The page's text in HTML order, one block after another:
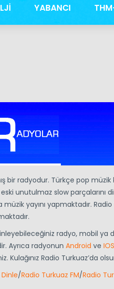
YABANCI
bir radyodur. Türkçe pop
unutulmaz slow parçalarını
yayını yapmaktadır. Radio
radyo, mobil ya
Ayrıca radyonun Android ve IOS
Radio Turkuaz’da
/Radio Turkuaz FM/Radio